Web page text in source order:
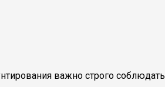
важно строго соблюдать